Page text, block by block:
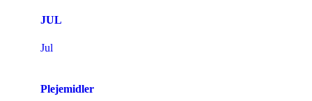
JUL
Jul
Plejemidler